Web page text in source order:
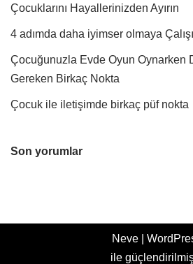
Çocuklarını Hayallerinizden Ayırın
4 adımda daha iyimser olmaya
Çocuğunuzla Evde Oyun Oynarken
Gereken Birkaç Nokta
Çocuk ile iletişimde birkaç püf nokta
Son yorumlar
Neve|
ile